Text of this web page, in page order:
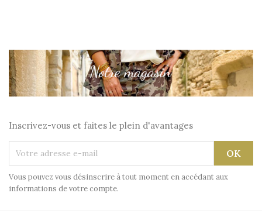
Inscrivez-vous et faites le plein d'avantages
Vous pouvez vous désinscrire à tout moment en accédant aux
informations de votre compte.